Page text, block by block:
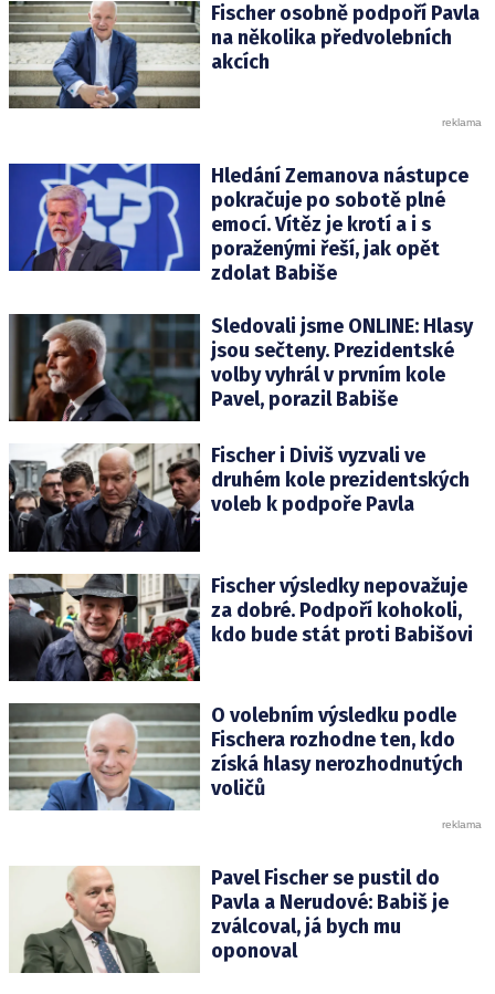
Fischer osobně podpoří Pavla
na několika předvolebních
akcích
Hledání Zemanova nástupce
pokračuje po sobotě plné
emocí. Vítěz je krotí a i s
poraženými řeší, jak opět
zdolat Babiše
Sledovali jsme ONLINE: Hlasy
jsou sečteny. Prezidentské
volby vyhrál v prvním kole
Pavel, porazil Babiše
Fischer i Diviš vyzvali ve
druhém kole prezidentských
voleb k podpoře Pavla
Fischer výsledky nepovažuje
za dobré. Podpoří kohokoli,
kdo bude stát proti Babišovi
O volebním výsledku podle
Fischera rozhodne ten, kdo
získá hlasy nerozhodnutých
voličů
Pavel Fischer se pustil do
Pavla a Nerudové: Babiš je
zválcoval, já bych mu
oponoval